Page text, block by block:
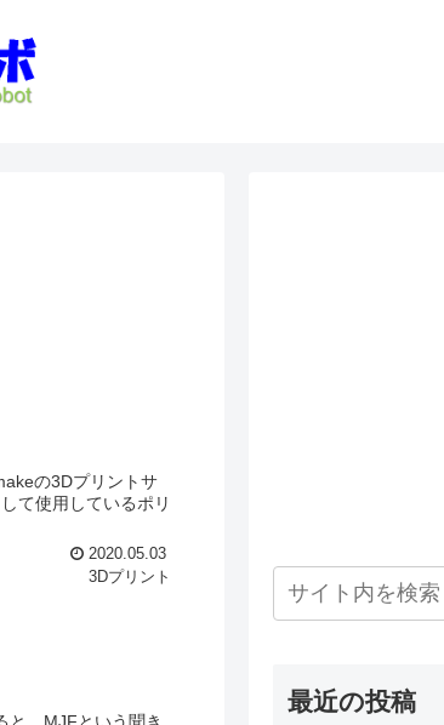
の3Dプリントサ
て使用しているポリ
2020.05.03
3Dプリント
と、MJFという聞き
最近の投稿